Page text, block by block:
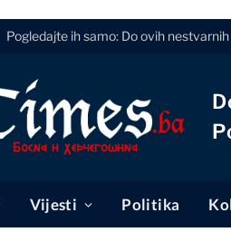
Pogledajte ih samo: Do ovih
Vijesti Politika